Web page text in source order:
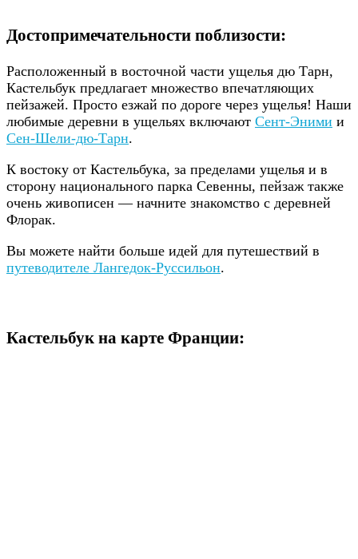
Достопримечательности поблизости:
Расположенный в восточной части ущелья дю Тарн,
Кастельбук предлагает множество впечатляющих
пейзажей. Просто езжай по дороге через ущелья! Наши
любимые деревни в ущельях включают Сент-Эними и
Сен-Шели-дю-Тарн.
К востоку от Кастельбука, за пределами ущелья и в
сторону национального парка Севенны, пейзаж также
очень живописен — начните знакомство с деревней
Флорак.
Вы можете найти больше идей для путешествий в
путеводителе Лангедок-Руссильон.
Кастельбук на карте Франции: